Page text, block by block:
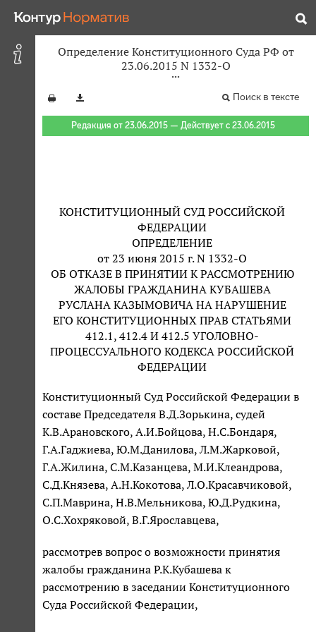
Определение Конституционного Суда РФ от
23.06.2015 N 1332-О
Поиск в тексте
Редакция от 23.06.2015 — Действует с 23.06.2015
КОНСТИТУЦИОННЫЙ СУД РОССИЙСКОЙ
ФЕДЕРАЦИИ
ОПРЕДЕЛЕНИЕ
от 23 июня 2015 г. N 1332-О
ОБ ОТКАЗЕ В ПРИНЯТИИ К РАССМОТРЕНИЮ
ЖАЛОБЫ ГРАЖДАНИНА КУБАШЕВА
РУСЛАНА КАЗЫМОВИЧА НА НАРУШЕНИЕ
ЕГО КОНСТИТУЦИОННЫХ ПРАВ СТАТЬЯМИ
412.1, 412.4 И 412.5 УГОЛОВНО-
ПРОЦЕССУАЛЬНОГО КОДЕКСА РОССИЙСКОЙ
ФЕДЕРАЦИИ
Конституционный Суд Российской Федерации в
составе Председателя В.Д.Зорькина, судей
К.В.Арановского, А.И.Бойцова, Н.С.Бондаря,
Г.А.Гаджиева, Ю.М.Данилова, Л.М.Жарковой,
Г.А.Жилина, С.М.Казанцева, М.И.Клеандрова,
С.Д.Князева, А.Н.Кокотова, Л.О.Красавчиковой,
С.П.Маврина, Н.В.Мельникова, Ю.Д.Рудкина,
О.С.Хохряковой, В.Г.Ярославцева,
рассмотрев вопрос о возможности принятия
жалобы гражданина Р.К.Кубашева к
рассмотрению в заседании Конституционного
Суда Российской Федерации,